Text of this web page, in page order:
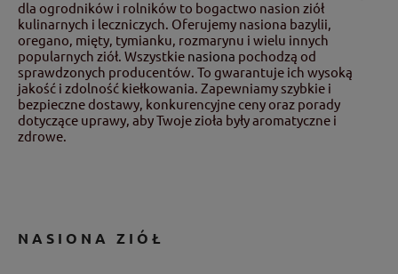
dla ogrodników i rolników to bogactwo nasion ziół
kulinarnych i leczniczych. Oferujemy nasiona bazylii,
oregano, mięty, tymianku, rozmarynu i wielu innych
popularnych ziół. Wszystkie nasiona pochodzą od
sprawdzonych producentów. To gwarantuje ich wysoką
jakość i zdolność kiełkowania. Zapewniamy szybkie i
bezpieczne dostawy, konkurencyjne ceny oraz porady
dotyczące uprawy, aby Twoje zioła były aromatyczne i
zdrowe.
NASIONA ZIÓŁ